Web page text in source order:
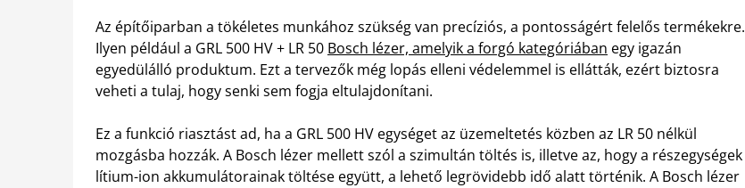
Az építőiparban a tökéletes munkához szükség van precíziós, a pontosságért felelős termékekre.
Ilyen például a GRL 500 HV + LR 50 Bosch lézer, amelyik a forgó kategóriában egy igazán
egyedülálló produktum. Ezt a tervezők még lopás elleni védelemmel is ellátták, ezért biztosra
veheti a tulaj, hogy senki sem fogja eltulajdonítani.
Ez a funkció riasztást ad, ha a GRL 500 HV egységet az üzemeltetés közben az LR 50 nélkül
mozgásba hozzák. A Bosch lézer mellett szól a szimultán töltés is, illetve az, hogy a részegységek
lítium-ion akkumulátorainak töltése együtt, a lehető legrövidebb idő alatt történik. A Bosch lézer